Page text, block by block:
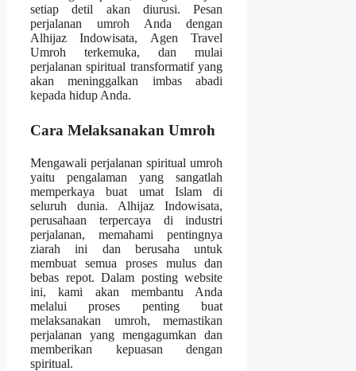
setiap detil akan diurusi. Pesan
perjalanan umroh Anda dengan
Alhijaz Indowisata, Agen Travel
Umroh terkemuka, dan mulai
perjalanan spiritual transformatif yang
akan meninggalkan imbas abadi
kepada hidup Anda.
Cara Melaksanakan Umroh
Mengawali perjalanan spiritual umroh
yaitu pengalaman yang sangatlah
memperkaya buat umat Islam di
seluruh dunia. Alhijaz Indowisata,
perusahaan terpercaya di industri
perjalanan, memahami pentingnya
ziarah ini dan berusaha untuk
membuat semua proses mulus dan
bebas repot. Dalam posting website
ini, kami akan membantu Anda
melalui proses penting buat
melaksanakan umroh, memastikan
perjalanan yang mengagumkan dan
memberikan kepuasan dengan
spiritual.